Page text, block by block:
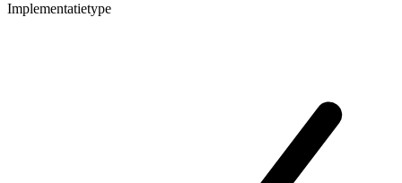
Implementatietype